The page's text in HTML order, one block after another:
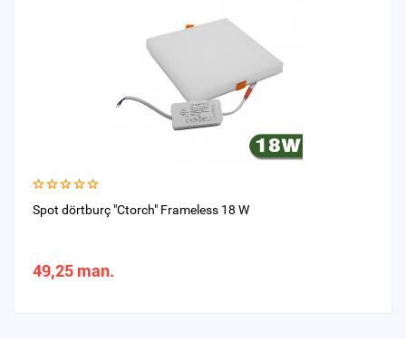
Spot dörtburç "Ctorch" Frameless 18 W
49,25 man.